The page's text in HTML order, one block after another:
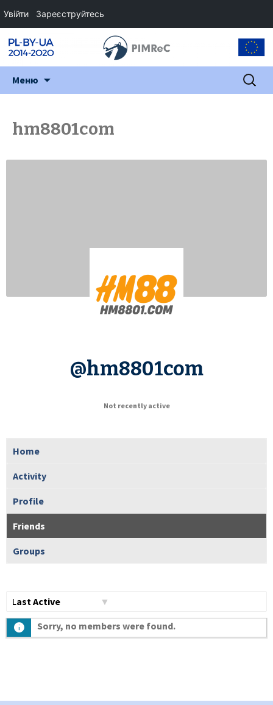
Меню Пошук:
hm8801com
@hm8801com
Not recently active
Home
Activity
Profile
Friends
Groups
Sorry, no members were found.
Увійти Зареєструйтесь